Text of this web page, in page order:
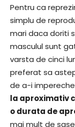
Pentru ca
simplu de
mari daca doriti
masculul sunt
varsta de cinci
preferat sa
de a-i
la aproximativ
o durata de
mai mult de